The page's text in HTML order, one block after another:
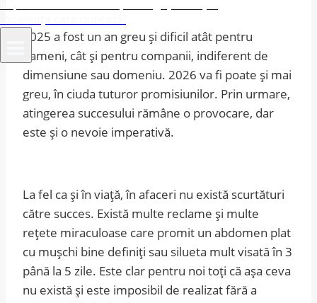
2025 a fost un an greu și dificil atât pentru
oameni, cât și pentru companii, indiferent de
dimensiune sau domeniu. 2026 va fi poate și mai
greu, în ciuda tuturor promisiunilor. Prin urmare,
atingerea succesului rămâne o provocare, dar
este și o nevoie imperativă.
La fel ca și în viață, în afaceri nu există scurtături
către succes. Există multe reclame și multe
rețete miraculoase care promit un abdomen plat
cu mușchi bine definiți sau silueta mult visată în 3
până la 5 zile. Este clar pentru noi toți că așa ceva
nu există și este imposibil de realizat fără a